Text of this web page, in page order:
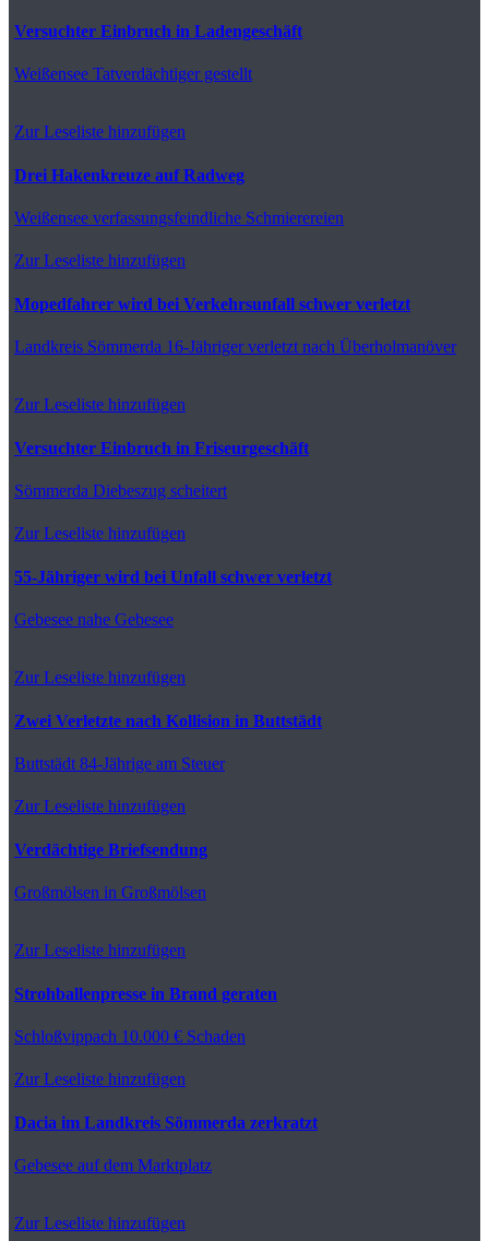
Versuchter Einbruch in Ladengeschäft
Weißensee Tatverdächtiger gestellt
Zur Leseliste hinzufügen
Drei Hakenkreuze auf Radweg
Weißensee verfassungsfeindliche Schmierereien
Zur Leseliste hinzufügen
Mopedfahrer wird bei Verkehrsunfall schwer verletzt
Landkreis Sömmerda 16-Jähriger verletzt nach Überholmanöver
Zur Leseliste hinzufügen
Versuchter Einbruch in Friseurgeschäft
Sömmerda Diebeszug scheitert
Zur Leseliste hinzufügen
55-Jähriger wird bei Unfall schwer verletzt
Gebesee nahe Gebesee
Zur Leseliste hinzufügen
Zwei Verletzte nach Kollision in Buttstädt
Buttstädt 84-Jährige am Steuer
Zur Leseliste hinzufügen
Verdächtige Briefsendung
Großmölsen in Großmölsen
Zur Leseliste hinzufügen
Strohballenpresse in Brand geraten
Schloßvippach 10.000 € Schaden
Zur Leseliste hinzufügen
Dacia im Landkreis Sömmerda zerkratzt
Gebesee auf dem Marktplatz
Zur Leseliste hinzufügen